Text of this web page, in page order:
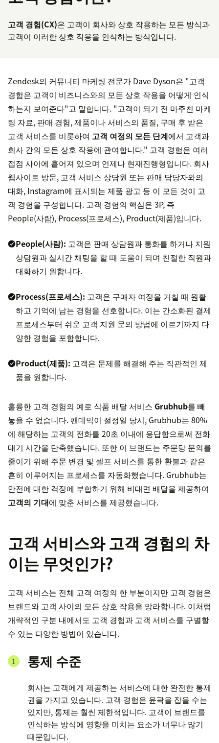
고객 경험(CX)은 고객이 회사와 상호 작용하는 모든 방식과
고객이 이러한 상호 작용을 인식하는 방식입니다.
Zendesk의 커뮤니티 마케팅 전문가 Dave Dyson은 "고객
경험은 고객이 비즈니스와의 모든 상호 작용을 어떻게 인식
하는지 보여준다"고 말합니다. "고객이 되기 전 마주친 마케
팅 자료, 판매 경험, 제품이나 서비스의 품질, 구매 후 받은
고객 서비스를 비롯하여 고객 여정의 모든 단계에서 고객과
회사 간의 모든 상호 작용에 관여합니다." 고객 경험은 여러
접점 사이에 흩어져 있으며 언제나 현재진행형입니다. 회사
웹사이트 방문, 고객 서비스 상담원 또는 판매 담당자와의
대화, Instagram에 표시되는 제품 광고 등 이 모든 것이 고
객 경험을 구성합니다. 고객 경험의 핵심은 3P, 즉
People(사람), Process(프로세스), Product(제품)입니다.
People(사람): 고객은 판매 상담원과 통화를 하거나 지원
상담원과 실시간 채팅을 할 때 도움이 되며 친절한 직원과
대화하기 원합니다.
Process(프로세스): 고객은 구매자 여정을 거칠 때 원활
하고 기억에 남는 경험을 선호합니다. 이는 간소화된 결제
프로세스부터 쉬운 고객 지원 문의 방법에 이르기까지 다
양한 경험을 포함합니다.
Product(제품): 고객은 문제를 해결해 주는 직관적인 제
품을 원합니다.
훌륭한 고객 경험의 예로 식품 배달 서비스 Grubhub를 빼
놓을 수 없습니다. 팬데믹이 절정일 당시, Grubhub는 80%
에 해당하는 고객의 전화를 20초 이내에 응답함으로써 전화
대기 시간을 단축했습니다. 또한 이 브랜드는 주문당 문의를
줄이기 위해 주문 변경 및 셀프 서비스를 통한 환불과 같은
흔히 이루어지는 프로세스를 자동화했습니다. Grubhub는
안전에 대한 걱정에 부합하기 위해 비대면 배달을 제공하여
고객의 기대에 맞춘 서비스를 제공했습니다.
고객 서비스와 고객 경험의 차
이는 무엇인가?
고객 서비스는 전체 고객 여정의 한 부분이지만 고객 경험은
브랜드와 고객 사이의 모든 상호 작용을 망라합니다. 이처럼
개략적인 구분 내에서도 고객 경험과 고객 서비스를 구별할
수 있는 다양한 방법이 있습니다.
통제 수준
회사는 고객에게 제공하는 서비스에 대한 완전한 통제
권을 가지고 있습니다. 고객 경험은 윤곽을 잡을 수는
있지만, 통제는 훨씬 제한적입니다. 고객이 브랜드를
인식하는 방식에 영향을 미치는 요소가 너무나 많기
때문입니다.